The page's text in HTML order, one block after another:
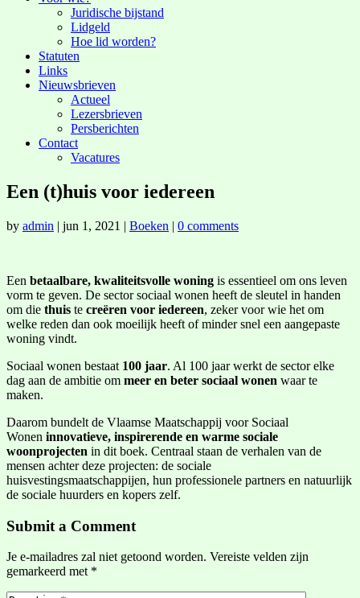
Juridische bijstand
Lidgeld
Hoe lid worden?
Statuten
Links
Nieuwsbrieven
Actueel
Lezersbrieven
Persberichten
Contact
Vacatures
Een (t)huis voor iedereen
by admin | jun 1, 2021 | Boeken | 0 comments
Een betaalbare, kwaliteitsvolle woning is essentieel om ons leven
vorm te geven. De sector sociaal wonen heeft de sleutel in handen
om die thuis te creëren voor iedereen, zeker voor wie het om
welke reden dan ook moeilijk heeft of minder snel een aangepaste
woning vindt.
Sociaal wonen bestaat 100 jaar. Al 100 jaar werkt de sector elke
dag aan de ambitie om meer en beter sociaal wonen waar te
maken.
Daarom bundelt de Vlaamse Maatschappij voor Sociaal
Wonen innovatieve, inspirerende en warme sociale
woonprojecten in dit boek. Centraal staan de verhalen van de
mensen achter deze projecten: de sociale
huisvestingsmaatschappijen, hun professionele partners en natuurlijk
de sociale huurders en kopers zelf.
Submit a Comment
Je e-mailadres zal niet getoond worden. Vereiste velden zijn
gemarkeerd met *